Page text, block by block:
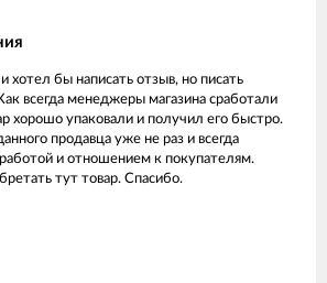
хотел бы написать отзыв, но писать
всегда менеджеры магазина сработали
хорошо упаковали и получил его быстро.
продавца уже не раз и всегда
и отношением к покупателям.
тут товар. Спасибо.